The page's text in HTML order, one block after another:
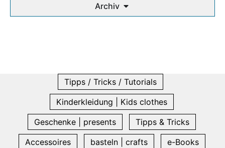
Archiv
Tipps / Tricks / Tutorials
Kinderkleidung | Kids clothes
Geschenke | presents
Tipps & Tricks
Accessoires
basteln | crafts
e-Books